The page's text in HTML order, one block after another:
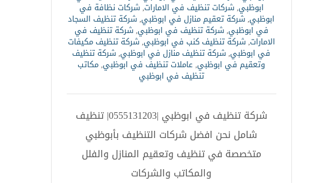
ابوظبي,شركات تنظيف في الامارات,شركات نظافة في
ابوظبي,شركة تعقيم منازل في ابوظبي,شركة تنظيف السجاد
في ابوظبي,شركة تنظيف في ابوظبي,شركة تنظيف في
الامارات,شركة تنظيف كنب في ابوظبي,شركة تنظيف مكيفات
في ابوظبي,شركة تنظيف منازل في ابوظبي,شركة تنظيف
وتعقيم في ابوظبي,عاملات تنظيف في ابوظبي,مكاتب
تنظيف في ابوظبي
شركة تنظيف في ابوظبي |0555131203| تنظيف
شامل نحن افضل شركات التنظيف بأبوظبي
متخصصة في تنظيف وتعقيم المنازل والفلل
والمكاتب والشركات